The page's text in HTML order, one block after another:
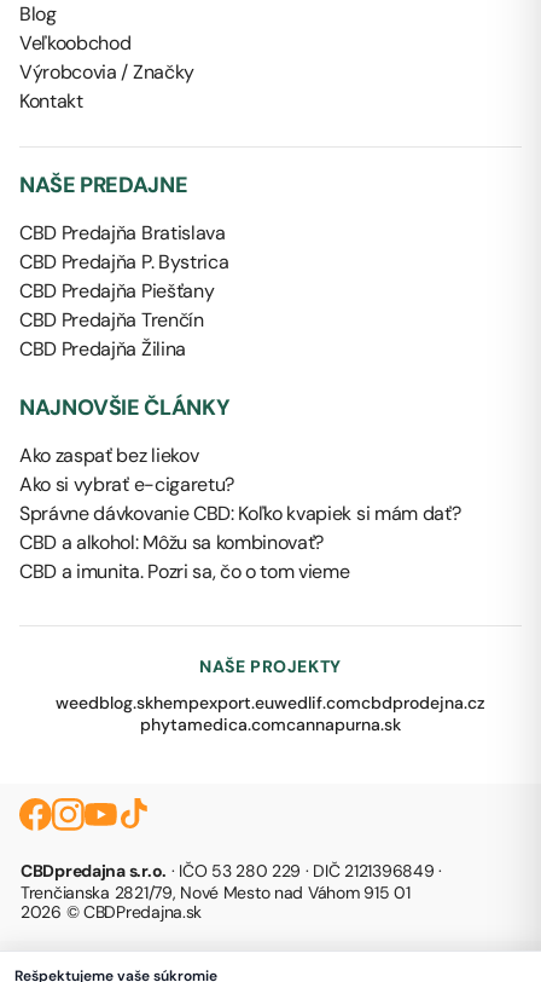
Blog
Veľkoobchod
Výrobcovia / Značky
Kontakt
NAŠE PREDAJNE
CBD Predajňa Bratislava
CBD Predajňa P. Bystrica
CBD Predajňa Piešťany
CBD Predajňa Trenčín
CBD Predajňa Žilina
NAJNOVŠIE ČLÁNKY
Ako zaspať bez liekov
Ako si vybrať e-cigaretu?
Správne dávkovanie CBD: Koľko kvapiek si mám dať?
CBD a alkohol: Môžu sa kombinovať?
CBD a imunita. Pozri sa, čo o tom vieme
NAŠE PROJEKTY
weedblog.skhempexport.euwedlif.comcbdprodejna.cz
phytamedica.comcannapurna.sk
CBDpredajna s.r.o. · IČO 53 280 229 · DIČ 2121396849 ·
Trenčianska 2821/79, Nové Mesto nad Váhom 915 01
2026 © CBDPredajna.sk
Rešpektujeme vaše súkromie